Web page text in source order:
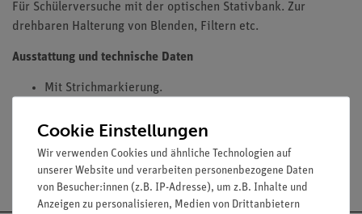
Für Schülerversuche mit der optischen Stativbank. Zur
drehbaren Halterung von Blenden, Filtern etc.
Ausstattung und technische Daten
Mit Strichmarkierung.
Versandkostenfrei ab 300,- €
Cookie Einstellungen
Wir verwenden Cookies und ähnliche Technologien auf
unserer Website und verarbeiten personenbezogene Daten
von Besucher:innen (z.B. IP-Adresse), um z.B. Inhalte und
Anzeigen zu personalisieren, Medien von Drittanbietern